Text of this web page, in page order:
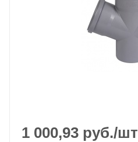
1 000,93 руб./шт